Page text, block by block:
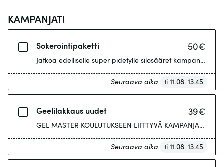
KAMPANJAT!
Sokerointipaketti 50€
Seuraava aika ti 11.08. 13.45
Geelilakkaus uudet 39€
Seuraava aika ti 11.08. 13.45